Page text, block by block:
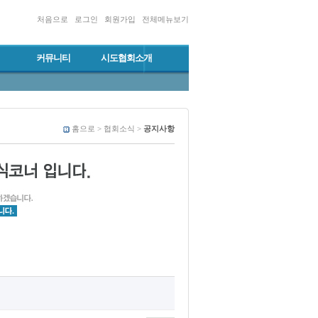
처음으로 로그인 회원가입 전체메뉴보기
커뮤니티 시도협회소개
홈으로 > 협회소식 > 공지사항